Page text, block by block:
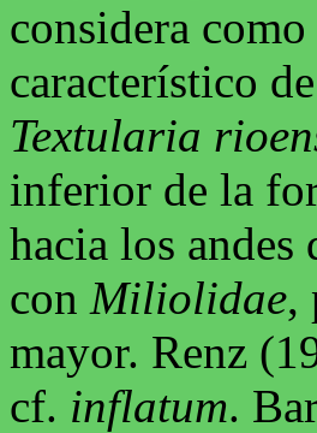
considera
característico
Textularia
inferior de la
hacia los andes
con Miliolidae,
mayor. Renz
cf. inflatum.